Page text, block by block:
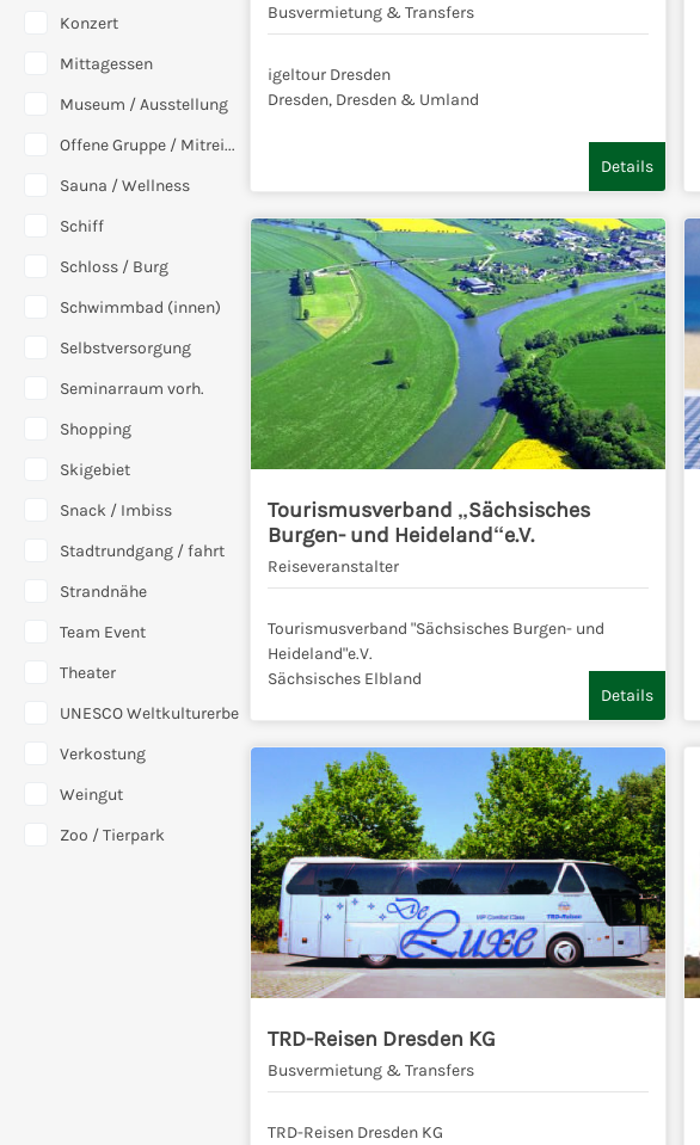
Konzert
Mittagessen
Museum / Ausstellung
Offene Gruppe / Mitreisen
Sauna / Wellness
Schiff
Schloss / Burg
Schwimmbad (innen)
Selbstversorgung
Seminarraum vorh.
Shopping
Skigebiet
Snack / Imbiss
Stadtrundgang / fahrt
Strandnähe
Team Event
Theater
UNESCO Weltkulturerbe
Verkostung
Weingut
Zoo / Tierpark
Busvermietung & Transfers
igeltour Dresden
Dresden, Dresden & Umland
Details
Tourismusverband „Sächsisches
Burgen- und Heideland“e.V.
Reiseveranstalter
Tourismusverband "Sächsisches Burgen- und
Heideland"e.V.
Sächsisches Elbland
Details
TRD-Reisen Dresden KG
Busvermietung & Transfers
TRD-Reisen Dresden KG